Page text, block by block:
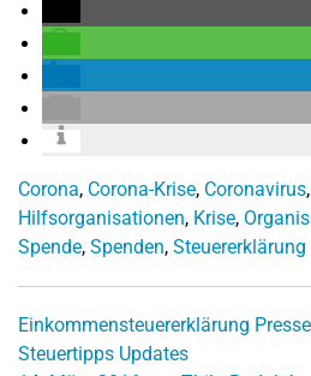
Corona, Corona-Krise, Coronavirus,
Hilfsorganisationen, Krise,
Spende, Spenden, Steuererklärung
Einkommensteuererklärung Presse
Steuertipps Updates